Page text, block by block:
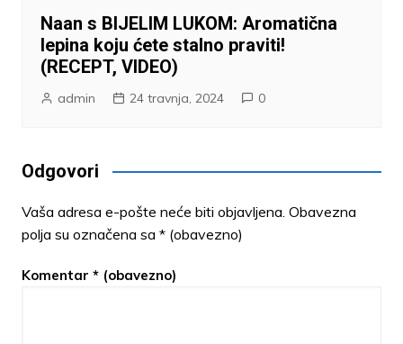
Naan s BIJELIM LUKOM: Aromatična
lepina koju ćete stalno praviti!
(RECEPT, VIDEO)
admin 24 travnja, 2024 0
Odgovori
Vaša adresa e-pošte neće biti objavljena. Obavezna
polja su označena sa * (obavezno)
Komentar * (obavezno)